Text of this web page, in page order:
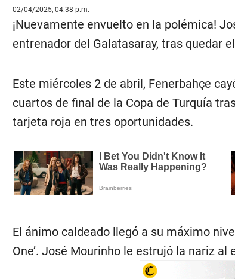
02/04/2025, 04:38 p.m.
¡Nuevamente envuelto en la polémica!
entrenador del Galatasaray, tras quedar
Este miércoles 2 de abril, Fenerbahçe
cuartos de final de la Copa de Turquía
tarjeta roja en tres oportunidades.
El ánimo caldeado llegó a su máximo
One’. José Mourinho le estrujó la nariz